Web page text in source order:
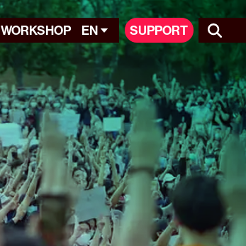
WORKSHOP EN SUPPORT